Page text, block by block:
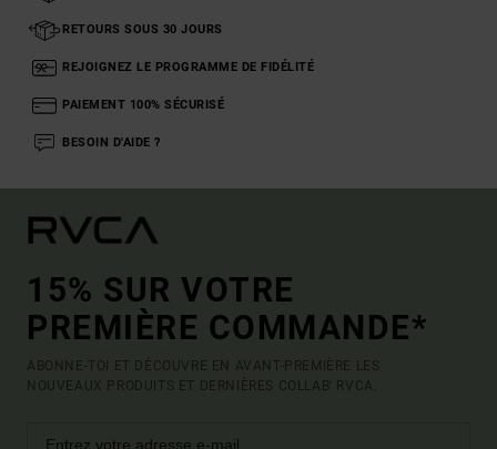
RETOURS SOUS 30 JOURS
REJOIGNEZ LE PROGRAMME DE FIDÉLITÉ
PAIEMENT 100% SÉCURISÉ
BESOIN D'AIDE ?
15% SUR VOTRE
PREMIÈRE COMMANDE*
ABONNE-TOI ET DÉCOUVRE EN AVANT-PREMIÈRE LES
NOUVEAUX PRODUITS ET DERNIÈRES COLLAB' RVCA.